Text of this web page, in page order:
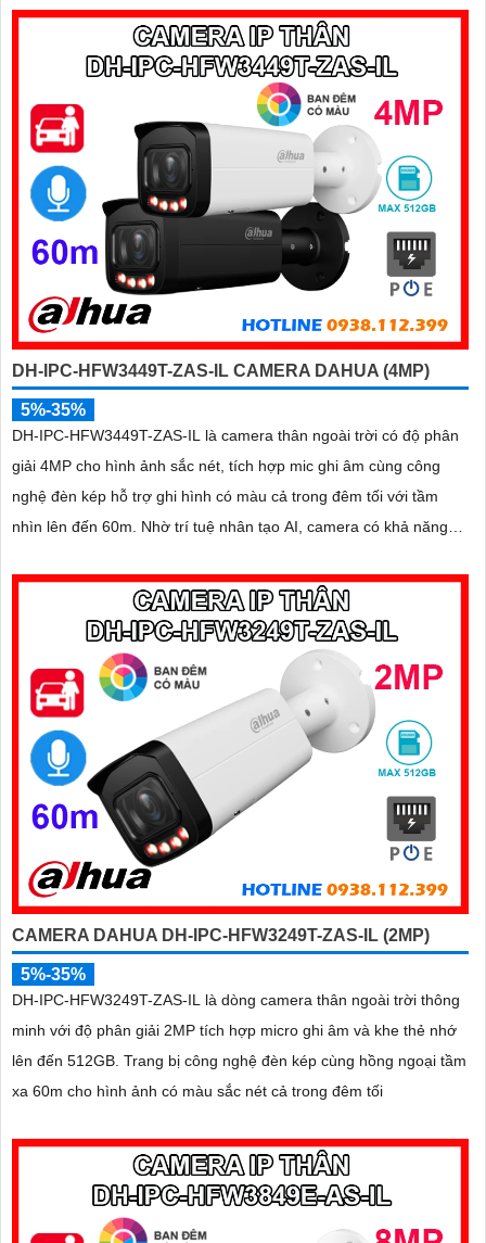
sát chuẩn xác 24/7 hỗ trợ POE, khe thẻ nhớ lên đến 512GB và
chuẩn chống nước IP67
DH-IPC-HFW3449T-ZAS-IL CAMERA DAHUA (4MP)
5%-35%
DH-IPC-HFW3449T-ZAS-IL là camera thân ngoài trời có độ phân
giải 4MP cho hình ảnh sắc nét, tích hợp mic ghi âm cùng công
nghệ đèn kép hỗ trợ ghi hình có màu cả trong đêm tối với tầm
nhìn lên đến 60m. Nhờ trí tuệ nhân tạo AI, camera có khả năng
nâng cao hiệu quả an ninh hỗ trợ khe cắm thẻ nhớ 512GB, chuẩn
chống nước IP67
CAMERA DAHUA DH-IPC-HFW3249T-ZAS-IL (2MP)
5%-35%
DH-IPC-HFW3249T-ZAS-IL là dòng camera thân ngoài trời thông
minh với độ phân giải 2MP tích hợp micro ghi âm và khe thẻ nhớ
lên đến 512GB. Trang bị công nghệ đèn kép cùng hồng ngoại tầm
xa 60m cho hình ảnh có màu sắc nét cả trong đêm tối